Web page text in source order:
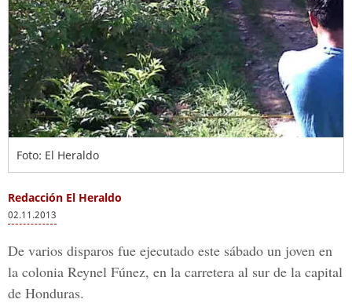
Foto: El Heraldo
Redacción El Heraldo
02.11.2013
De varios disparos fue ejecutado este sábado un joven en
la colonia Reynel Fúnez, en la carretera al sur de la capital
de Honduras.